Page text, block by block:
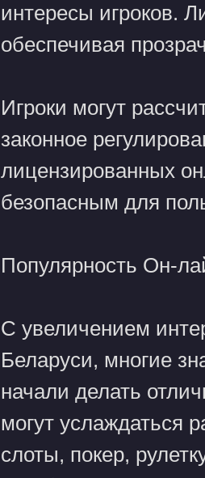
интересы игроков.
обеспечивая
Игроки могут
законное
лицензированных
безопасным для
Популярность Он-
С увеличением
Беларуси, многие
начали делать
могут услаждаться
слоты, покер,